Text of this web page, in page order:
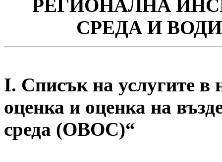
РЕГИОНАЛНА
СРЕДА И
I. Списък на услугите в
оценка и оценка на
среда (ОВОС)“